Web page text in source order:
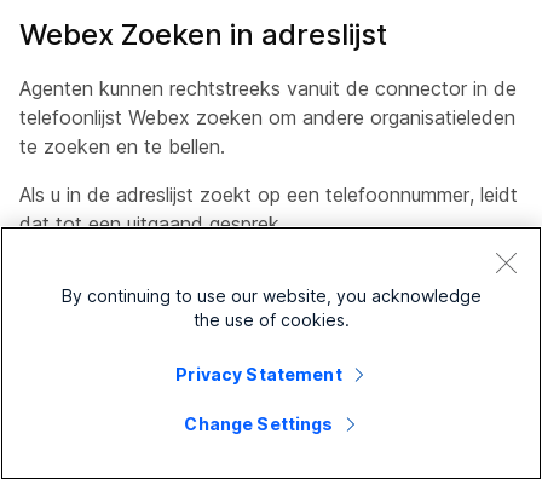
Webex Zoeken in adreslijst
Agenten kunnen rechtstreeks vanuit de connector in de
telefoonlijst Webex zoeken om andere organisatieleden
te zoeken en te bellen.
Als u in de adreslijst zoekt op een telefoonnummer, leidt
dat tot een uitgaand gesprek.
By continuing to use our website, you acknowledge
the use of cookies.
Privacy Statement
Change Settings